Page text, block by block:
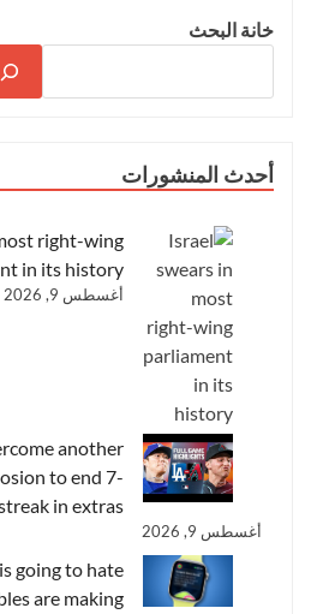
خانة البحث
أحدث المنشورات
right-wing
in its history
أغسطس 9, 2026
another
to end 7-
in extras
أغسطس 9, 2026
is going to hate
are making